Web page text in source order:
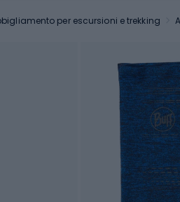
per escursioni e trekking